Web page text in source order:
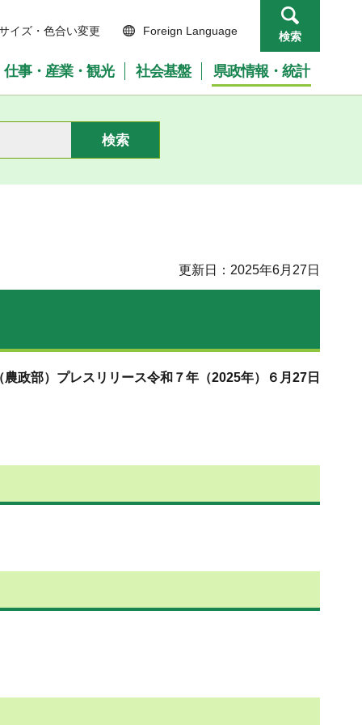
イズ・色合い変更 Foreign Language 検索
仕事・産業・観光 社会基盤 県政情報・統計
更新日：2025年6月27日
農政部）プレスリリース令和７年（2025年）６月27日